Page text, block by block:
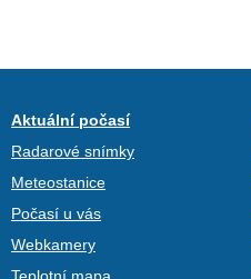
Aktuální počasí
Radarové snímky
Meteostanice
Počasí u vás
Webkamery